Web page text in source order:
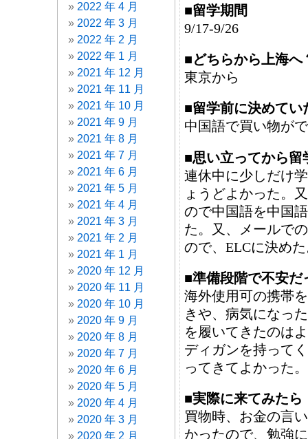
2022 年 4 月
2022 年 3 月
2022 年 2 月
2022 年 1 月
2021 年 12 月
2021 年 11 月
2021 年 10 月
2021 年 9 月
2021 年 8 月
2021 年 7 月
2021 年 6 月
2021 年 5 月
2021 年 4 月
2021 年 3 月
2021 年 2 月
2021 年 1 月
2020 年 12 月
2020 年 11 月
2020 年 10 月
2020 年 9 月
2020 年 8 月
2020 年 7 月
2020 年 6 月
2020 年 5 月
2020 年 4 月
2020 年 3 月
2020 年 2 月
■留学期間
9/17-9/26
■どちらから上海へ
東京から
■留学前に決めてい
中国語で買い物が
■思い立ってから留
連休中に少しだけ
ょうどよかった。
ので中国語を中国
た。又、メールで
ので、ELCに決め
■準備段階で不安だ
海外使用可の携帯
きや、病気になっ
を履いてきたのは
ディガンを持って
ってきてよかった。
■実際に来てみたら
買物時、お金の言
かったので、勉強